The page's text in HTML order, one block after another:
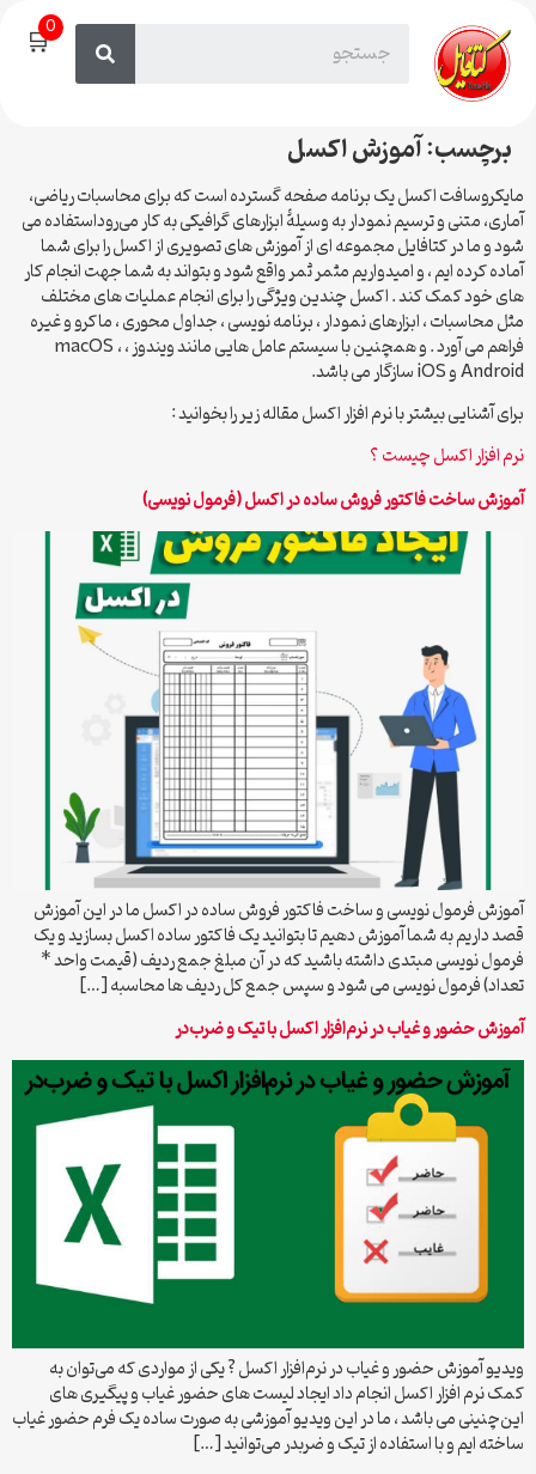
🛒0
برچسب:آموزش اکسل
مایکروسافت اکسل یک برنامه صفحه گسترده است که برای محاسبات ریاضی،
آماری، متنی و ترسیم نمودار به وسیلهٔ ابزارهای گرافیکی به کار می‌روداستفاده می
شود و ما در کتافایل مجموعه ای از آموزش های تصویری از اکسل را برای شما
آماده کرده ایم ، و امیدواریم مثمر ثمر واقع شود و بتواند به شما جهت انجام کار
های خود کمک کند . اکسل چندین ویژگی را برای انجام عملیات های مختلف
مثل محاسبات ، ابزارهای نمودار ، برنامه نویسی ، جداول محوری ، ماکرو و غیره
فراهم می آورد . و همچنین با سیستم عامل هایی مانند ویندوز ، macOS ،
Android و iOS سازگار می باشد.
برای آشنایی بیشتر با نرم افزار اکسل مقاله زیر را بخوانید :
نرم افزار اکسل چیست ؟
آموزش ساخت فاکتور فروش ساده در اکسل (فرمول نویسی)
آموزش فرمول نویسی و ساخت فاکتور فروش ساده در اکسل ما در این آموزش
قصد داریم به شما آموزش دهیم تا بتوانید یک فاکتور ساده اکسل بسازید و یک
فرمول نویسی مبتدی داشته باشید که در آن مبلغ جمع ردیف (قیمت واحد *
تعداد) فرمول نویسی می شود و سپس جمع کل ردیف ها محاسبه […]
آموزش حضور و غیاب در نرم‌افزار اکسل با تیک و ضرب‌در
ویدیو آموزش حضور و غیاب در نرم‌افزار اکسل ? یکی از مواردی که می‌توان به
کمک نرم افزار اکسل انجام داد ایجاد لیست های حضور غیاب و پیگیری های
این‌چنینی می باشد ، ما در این ویدیو آموزشی به صورت ساده یک فرم حضور غیاب
ساخته ایم و با استفاده از تیک و ضربدر می‌توانید […]